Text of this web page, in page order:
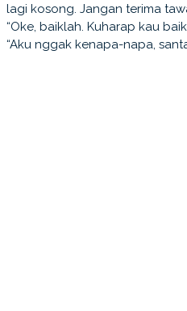
lagi kosong. Jangan terima
“Oke, baiklah. Kuharap kau
“Aku nggak kenapa-napa,